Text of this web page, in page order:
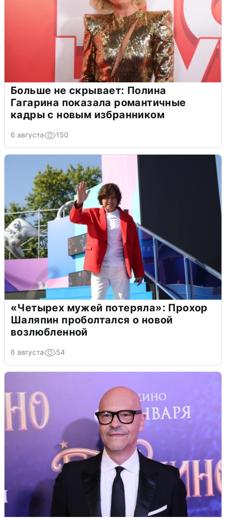
Больше не скрывает: Полина
Гагарина показала романтичные
кадры с новым избранником
6 августа 150
«Четырех мужей потеряла»: Прохор
Шаляпин проболтался о новой
возлюбленной
6 августа 54